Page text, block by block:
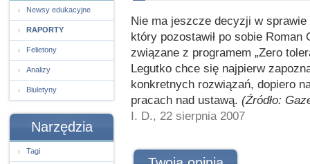
Newsy edukacyjne
RAPORTY
Felietony
Analizy
Biuletyny
Narzędzia
Tagi
Nie ma jeszcze decyzji w
który pozostawił po sobie
związane z programem „Zero
Legutko chce się najpierw
konkretnych rozwiązań, dopiero
pracach nad ustawą. (Źródło:
I. D., 22 sierpnia 2007